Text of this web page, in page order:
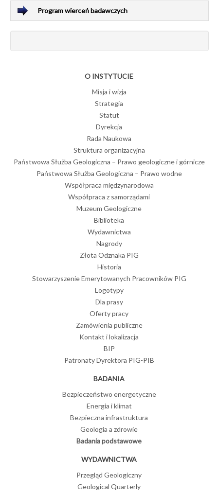
Program wierceń badawczych
O INSTYTUCIE
Misja i wizja
Strategia
Statut
Dyrekcja
Rada Naukowa
Struktura organizacyjna
Państwowa Służba Geologiczna – Prawo geologiczne i górnicze
Państwowa Służba Geologiczna – Prawo wodne
Współpraca międzynarodowa
Współpraca z samorządami
Muzeum Geologiczne
Biblioteka
Wydawnictwa
Nagrody
Złota Odznaka PIG
Historia
Stowarzyszenie Emerytowanych Pracowników PIG
Logotypy
Dla prasy
Oferty pracy
Zamówienia publiczne
Kontakt i lokalizacja
BIP
Patronaty Dyrektora PIG-PIB
BADANIA
Bezpieczeństwo energetyczne
Energia i klimat
Bezpieczna infrastruktura
Geologia a zdrowie
Badania podstawowe
WYDAWNICTWA
Przegląd Geologiczny
Geological Quarterly